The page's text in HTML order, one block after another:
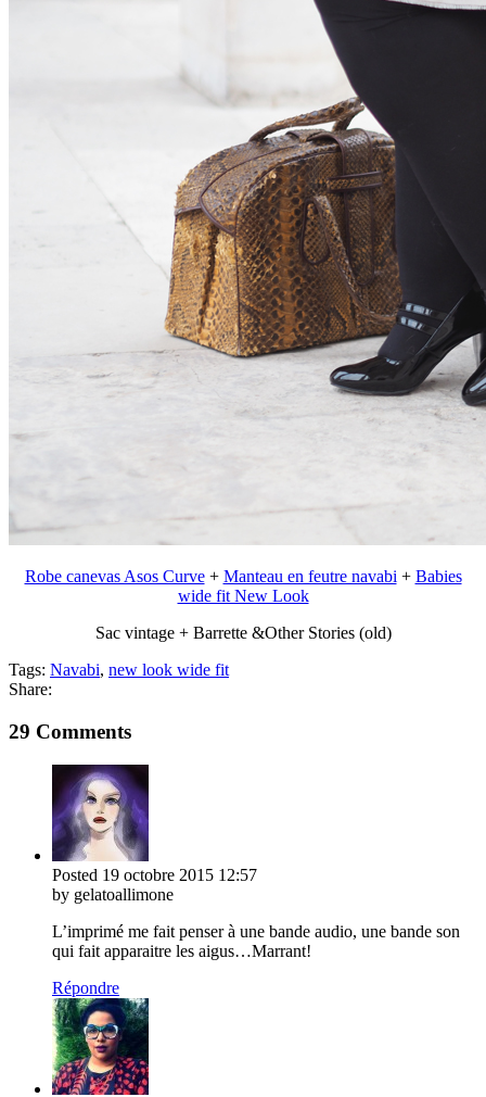
Robe canevas Asos Curve+ Manteau en feutre navabi + Babies
wide fit New Look
Sac vintage + Barrette &Other Stories (old)
Tags: Navabi, new look wide fit
Share:
29 Comments
Posted 19 octobre 2015 12:57
by gelatoallimone
L’imprimé me fait penser à une bande audio, une bande son
qui fait apparaitre les aigus…Marrant!
Répondre